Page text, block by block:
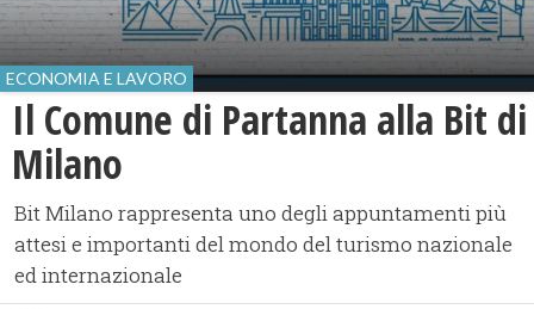
ECONOMIA E LAVORO
Il Comune di Partanna alla Bit di
Milano
Bit Milano rappresenta uno degli appuntamenti più
attesi e importanti del mondo del turismo nazionale
ed internazionale